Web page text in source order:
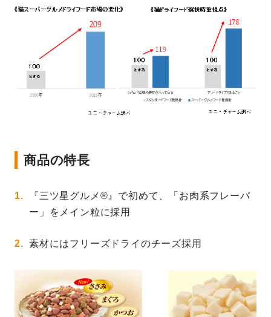
商品の特長
『三ツ星グルメ®』で初めて、「お肉系フレーバ
ー」をメイン粒に採用
素材にはフリーズドライのチーズ採用